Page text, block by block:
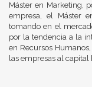
Máster en Marketing,
empresa, el Máster
tomando en el
por la tendencia a la
en Recursos
las empresas al capital